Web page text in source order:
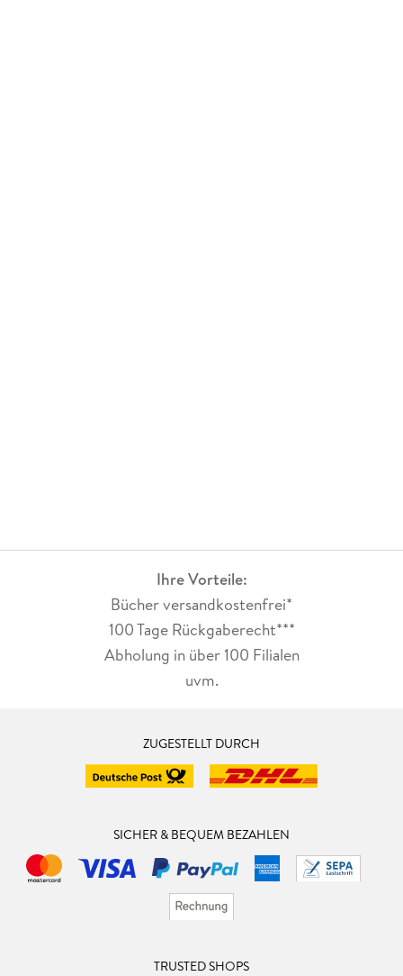
Ihre Vorteile:
Bücher versandkostenfrei*
100 Tage Rückgaberecht***
Abholung in über 100 Filialen
uvm.
ZUGESTELLT DURCH
SICHER & BEQUEM BEZAHLEN
TRUSTED SHOPS